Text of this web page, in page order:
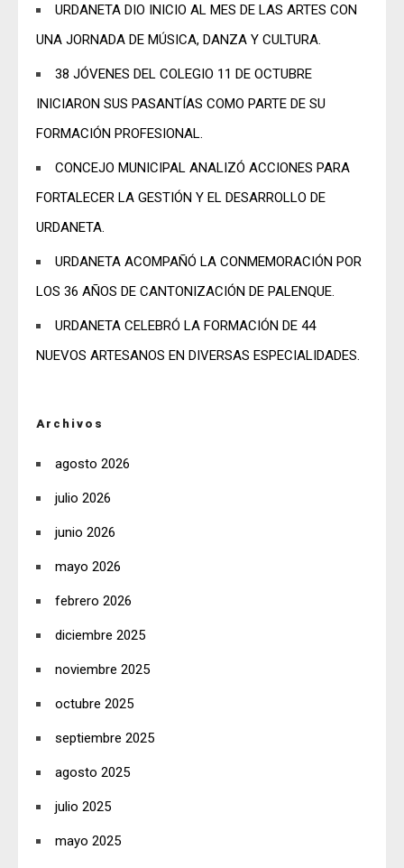
URDANETA DIO INICIO AL MES DE LAS ARTES CON
UNA JORNADA DE MÚSICA, DANZA Y CULTURA.
38 JÓVENES DEL COLEGIO 11 DE OCTUBRE
INICIARON SUS PASANTÍAS COMO PARTE DE SU
FORMACIÓN PROFESIONAL.
CONCEJO MUNICIPAL ANALIZÓ ACCIONES PARA
FORTALECER LA GESTIÓN Y EL DESARROLLO DE
URDANETA.
URDANETA ACOMPAÑÓ LA CONMEMORACIÓN POR
LOS 36 AÑOS DE CANTONIZACIÓN DE PALENQUE.
URDANETA CELEBRÓ LA FORMACIÓN DE 44
NUEVOS ARTESANOS EN DIVERSAS ESPECIALIDADES.
Archivos
agosto 2026
julio 2026
junio 2026
mayo 2026
febrero 2026
diciembre 2025
noviembre 2025
octubre 2025
septiembre 2025
agosto 2025
julio 2025
mayo 2025